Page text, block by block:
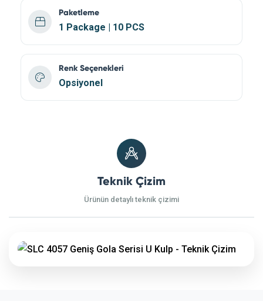
Paketleme
1 Package | 10 PCS
Renk Seçenekleri
Opsiyonel
Teknik Çizim
Ürünün detaylı teknik çizimi